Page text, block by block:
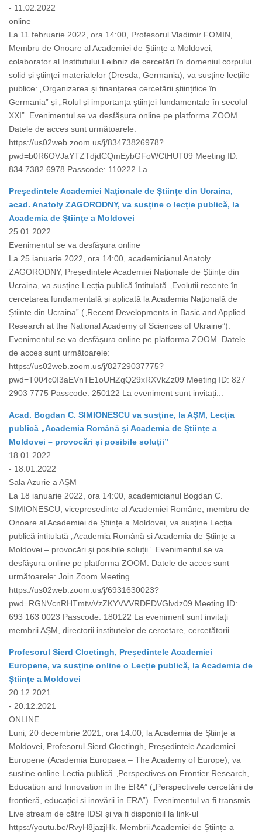
- 11.02.2022
online
La 11 februarie 2022, ora 14:00, Profesorul Vladimir FOMIN,
Membru de Onoare al Academiei de Științe a Moldovei,
colaborator al Institutului Leibniz de cercetări în domeniul corpului
solid și științei materialelor (Dresda, Germania), va susține lecțiile
publice: „Organizarea și finanțarea cercetării științifice în
Germania” și „Rolul și importanța științei fundamentale în secolul
XXI”. Evenimentul se va desfășura online pe platforma ZOOM.
Datele de acces sunt următoarele:
https://us02web.zoom.us/j/83473826978?
pwd=b0R6OVJaYTZTdjdCQmEybGFoWCtHUT09 Meeting ID:
834 7382 6978 Passcode: 110222 La...
Președintele Academiei Naționale de Științe din Ucraina,
acad. Anatoly ZAGORODNY, va susține o lecție publică, la
Academia de Științe a Moldovei
25.01.2022
Evenimentul se va desfășura online
La 25 ianuarie 2022, ora 14:00, academicianul Anatoly
ZAGORODNY, Președintele Academiei Naționale de Științe din
Ucraina, va susține Lecția publică întitulată „Evoluții recente în
cercetarea fundamentală și aplicată la Academia Națională de
Științe din Ucraina” („Recent Developments in Basic and Applied
Research at the National Academy of Sciences of Ukraine”).
Evenimentul se va desfășura online pe platforma ZOOM. Datele
de acces sunt următoarele:
https://us02web.zoom.us/j/82729037775?
pwd=T004c0I3aEVnTE1oUHZqQ29xRXVkZz09 Meeting ID: 827
2903 7775 Passcode: 250122 La eveniment sunt invitați...
Acad. Bogdan C. SIMIONESCU va susține, la AȘM, Lecția
publică „Academia Română și Academia de Științe a
Moldovei – provocări și posibile soluții”
18.01.2022
- 18.01.2022
Sala Azurie a AȘM
La 18 ianuarie 2022, ora 14:00, academicianul Bogdan C.
SIMIONESCU, vicepreședinte al Academiei Române, membru de
Onoare al Academiei de Științe a Moldovei, va susține Lecția
publică intitulată „Academia Română și Academia de Științe a
Moldovei – provocări și posibile soluții”. Evenimentul se va
desfășura online pe platforma ZOOM. Datele de acces sunt
următoarele: Join Zoom Meeting
https://us02web.zoom.us/j/6931630023?
pwd=RGNVcnRHTmtwVzZKYVVVRDFDVGlvdz09 Meeting ID:
693 163 0023 Passcode: 180122 La eveniment sunt invitați
membrii AȘM, directorii institutelor de cercetare, cercetătorii...
Profesorul Sierd Cloetingh, Președintele Academiei
Europene, va susține online o Lecție publică, la Academia de
Științe a Moldovei
20.12.2021
- 20.12.2021
ONLINE
Luni, 20 decembrie 2021, ora 14:00, la Academia de Științe a
Moldovei, Profesorul Sierd Cloetingh, Președintele Academiei
Europene (Academia Europaea – The Academy of Europe), va
susține online Lecția publică „Perspectives on Frontier Research,
Education and Innovation in the ERA” („Perspectivele cercetării de
frontieră, educației și inovării în ERA”). Evenimentul va fi transmis
Live stream de către IDSI și va fi disponibil la link-ul
https://youtu.be/RvyH8jazjHk. Membrii Academiei de Științe a